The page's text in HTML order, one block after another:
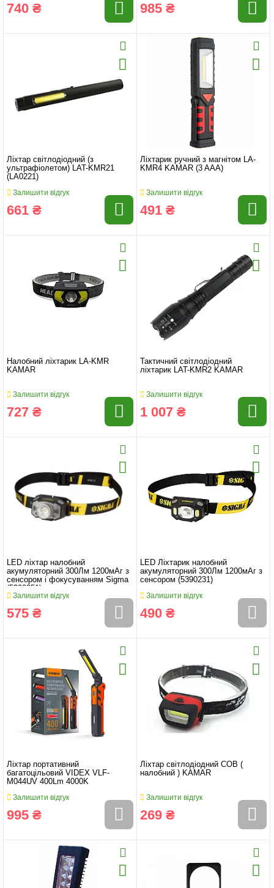
740 ₴ 985 ₴
Ліхтар світлодіодний (з
ультрафіолетом) LAT-KMR21
(LA0221)
Залишити відгук
661 ₴
Ліхтарик ручний з магнітом LA-
KMR4 KAMAR (3 AAA)
Залишити відгук
491 ₴
Налобний ліхтарик LA-KMR
KAMAR
Залишити відгук
727 ₴
Тактичний світлодіодний
ліхтарик LAT-KMR2 KAMAR
Залишити відгук
1 007 ₴
LED ліхтар налобний
акумуляторний 300Лм 1200мАг з
сенсором і фокусуванням Sigma
(5390251)
Залишити відгук
575 ₴
LED Ліхтарик налобний
акумуляторний 300Лм 1200мАг з
сенсором (5390231)
Залишити відгук
490 ₴
Ліхтар портативний
багатоцільовий VIDEX VLF-
M044UV 400Lm 4000K
Залишити відгук
995 ₴
Ліхтар світлодіодний COB (
налобний ) KAMAR
Залишити відгук
269 ₴